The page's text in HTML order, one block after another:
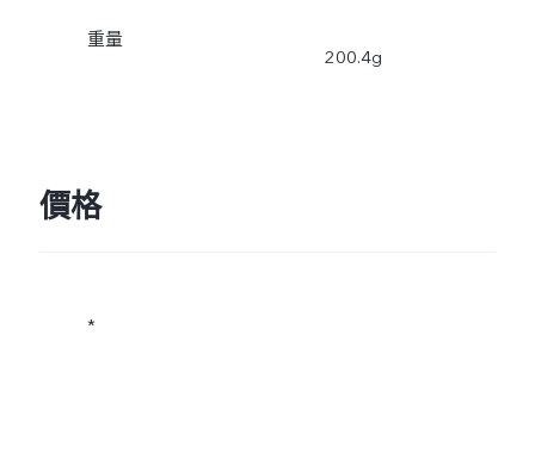
重量
200.4g
價格
*